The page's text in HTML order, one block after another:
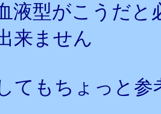
液型がこうだ
来ません
てもちょっと